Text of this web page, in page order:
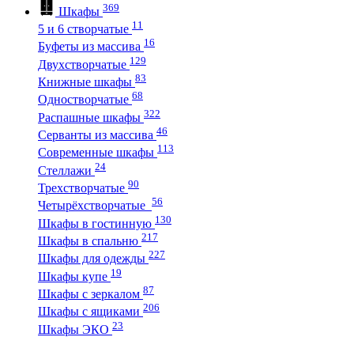
Шкафы 369
5 и 6 створчатые 11
Буфеты из массива 16
Двухстворчатые 129
Книжные шкафы 83
Одностворчатые 68
Распашные шкафы 322
Серванты из массива 46
Современные шкафы 113
Стеллажи 24
Трехстворчатые 90
Четырёхстворчатые 56
Шкафы в гостинную 130
Шкафы в спальню 217
Шкафы для одежды 227
Шкафы купе 19
Шкафы с зеркалом 87
Шкафы с ящиками 206
Шкафы ЭКО 23